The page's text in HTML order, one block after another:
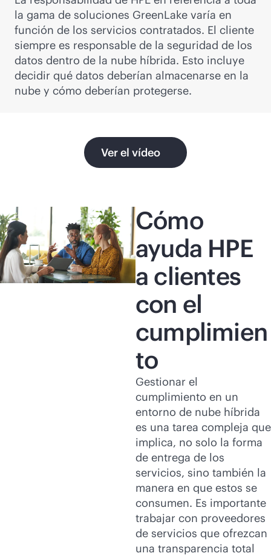
la gama de soluciones GreenLake varía en
función de los servicios contratados. El cliente
siempre es responsable de la seguridad de los
datos dentro de la nube híbrida. Esto incluye
decidir qué datos deberían almacenarse en la
nube y cómo deberían protegerse.
Ver el vídeo
Cómo
ayuda HPE
a clientes
con el
cumplimien
to
Gestionar el
cumplimiento en un
entorno de nube híbrida
es una tarea compleja que
implica, no solo la forma
de entrega de los
servicios, sino también la
manera en que estos se
consumen. Es importante
trabajar con proveedores
de servicios que ofrezcan
una transparencia total